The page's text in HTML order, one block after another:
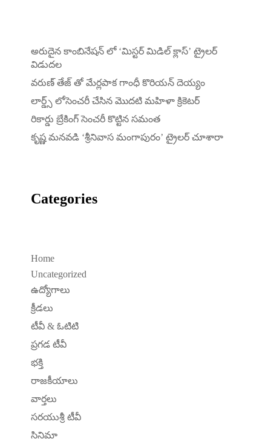
అరుదైన కాంబినేషన్ లో ‘మిస్టర్ మిడిల్ క్లాస్’ ట్రైలర్
విడుదల
వరుణ్ తేజ్ తో మేర్లపాక గాంధీ కొరియన్ దెయ్యం
లార్డ్స్ లోసెంచరీ చేసిన మొదటి మహిళా క్రికెటర్
రికార్డు బ్రేకింగ్ సెంచరీ కొట్టిన సమంత
కృష్ణ మనవడి ‘శ్రీనివాస మంగాపురం’ ట్రైలర్ చూశారా
Categories
Home
Uncategorized
ఉద్యోగాలు
క్రీడలు
టీవీ & ఓటిటి
ప్రగడ టీవీ
భక్తి
రాజకీయాలు
వార్తలు
సరయుశ్రీ టీవీ
సినిమా